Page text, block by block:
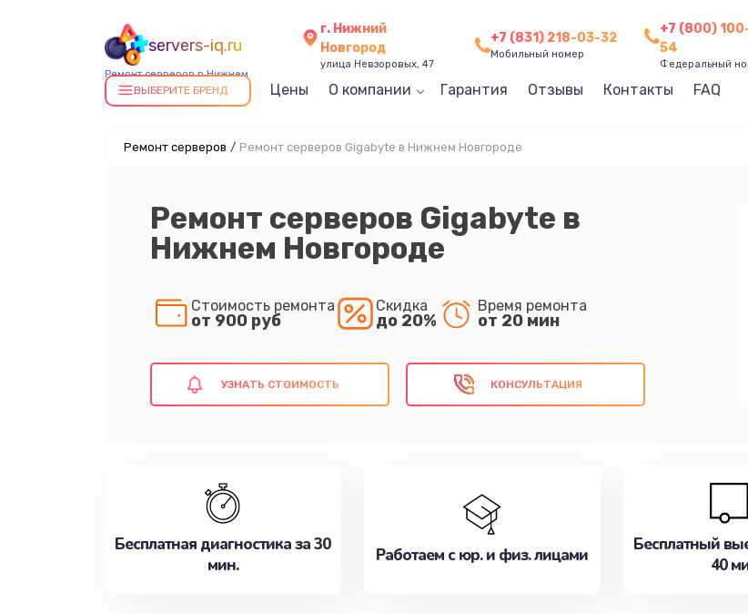
servers-iq.ru
Ремонт серверов в Нижнем
Новгороде
г. Нижний
Новгород
улица Невзоровых, 47
+7 (831) 218-03-32
Мобильный номер
+7 (800)
54
Федеральный
ВЫБЕРИТЕ БРЕНД Цены О компании Гарантия Отзывы Контакты FAQ
Ремонт серверов / Ремонт серверов Gigabyte в Нижнем Новгороде
Ремонт серверов Gigabyte в
Нижнем Новгороде
Стоимость ремонта
от 900 руб
Скидка
до 20%
Время ремонта
от 20 мин
УЗНАТЬ СТОИМОСТЬ КОНСУЛЬТАЦИЯ
Бесплатная диагностика за 30
мин.
Работаем с юр. и физ. лицами
Бесплатный
40